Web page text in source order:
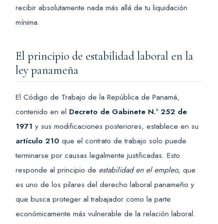
recibir absolutamente nada más allá de tu liquidación
mínima.
El principio de estabilidad laboral en la
ley panameña
El Código de Trabajo de la República de Panamá,
contenido en el Decreto de Gabinete N.º 252 de
1971 y sus modificaciones posteriores, establece en su
artículo 210 que el contrato de trabajo solo puede
terminarse por causas legalmente justificadas. Esto
responde al principio de estabilidad en el empleo, que
es uno de los pilares del derecho laboral panameño y
que busca proteger al trabajador como la parte
económicamente más vulnerable de la relación laboral.